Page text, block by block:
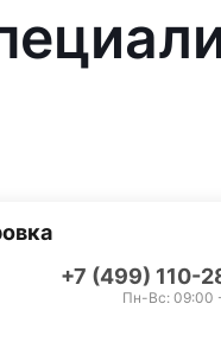
+7 (499) 110-
Пн-Вс: 09:00